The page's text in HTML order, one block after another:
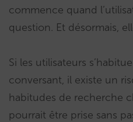
commence quand
question. Et désormais,
Si les utilisateurs
conversant, il existe un
habitudes de recherche
pourrait être prise sans